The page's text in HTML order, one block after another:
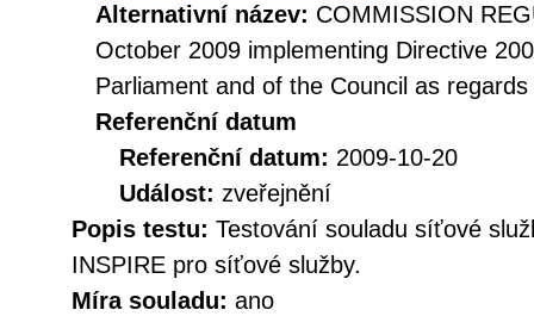
Alternativní název: COMMISSION
October 2009 implementing Directive
Parliament and of the Council as
Referenční datum
Referenční datum: 2009-10-20
Událost: zveřejnění
Popis testu: Testování souladu síťové
INSPIRE pro síťové služby.
Míra souladu: ano